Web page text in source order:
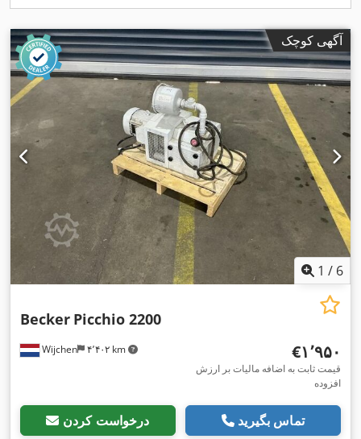
آگهی کوچک
1 / 6
Wijchen ۴٬۴۰۲ km
Becker Picchio 2200
‎€۱٬۹۵۰
قیمت ثابت به اضافه مالیات بر ارزش
افزوده
درخواست کردن تماس بگیرید